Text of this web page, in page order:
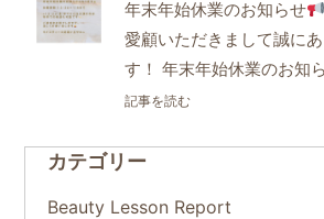
年末年始休業のお知らせ
愛顧いただきまして誠に
す！ 年末年始休業のお知
記事を読む
カテゴリー
Beauty Lesson Report